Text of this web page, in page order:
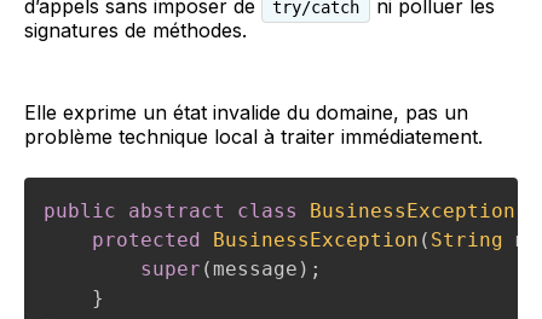
d’appels sans imposer de
try/catch
ni polluer les
signatures de méthodes.
Elle exprime un état invalide du domaine, pas un
problème technique local à traiter immédiatement.
public abstract class BusinessException
protected
BusinessException ( String
super ( message ) ;
}